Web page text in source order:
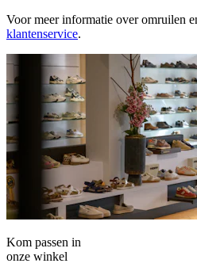
Voor meer informatie over omruilen
klantenservice.
Kom passen in
onze winkel